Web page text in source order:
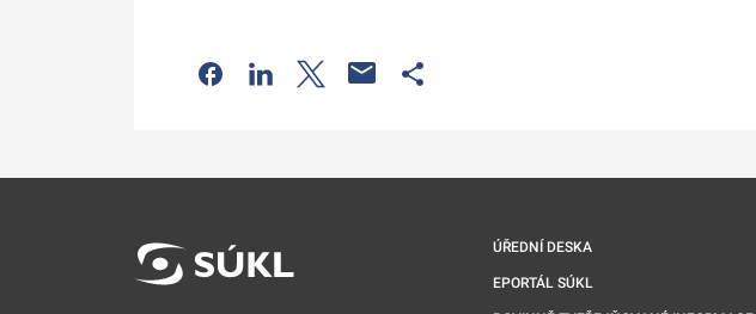
Odkaz se otevře na nové kartě
Odkaz se otevře na nové kartě
Odkaz se otevře na nové kartě
ÚŘEDNÍ DESKA
EPORTÁL SÚKL